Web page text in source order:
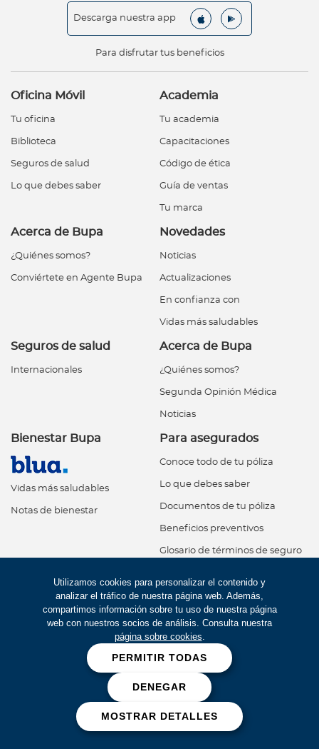
Utilizamos cookies para personalizar el contenido y
analizar el tráfico de nuestra página web. Además,
compartimos información sobre tu uso de nuestra página
web con nuestros socios de análisis. Consulta nuestra
página sobre cookies.
PERMITIR TODAS
DENEGAR
MOSTRAR DETALLES
Descarga nuestra app
Para disfrutar tus beneficios
Oficina Móvil
Tu oficina
Biblioteca
Seguros de salud
Lo que debes saber
Academia
Tu academia
Capacitaciones
Código de ética
Guía de ventas
Tu marca
Acerca de Bupa
¿Quiénes somos?
Conviértete en Agente Bupa
Novedades
Noticias
Actualizaciones
En confianza con
Vidas más saludables
Seguros de salud
Internacionales
Acerca de Bupa
¿Quiénes somos?
Segunda Opinión Médica
Noticias
Bienestar Bupa
Vidas más saludables
Notas de bienestar
Para asegurados
Conoce todo de tu póliza
Lo que debes saber
Documentos de tu póliza
Beneficios preventivos
Glosario de términos de seguro
¿Qué es One Health?
Kits de siembra
Programas de reducción
Servicios en línea